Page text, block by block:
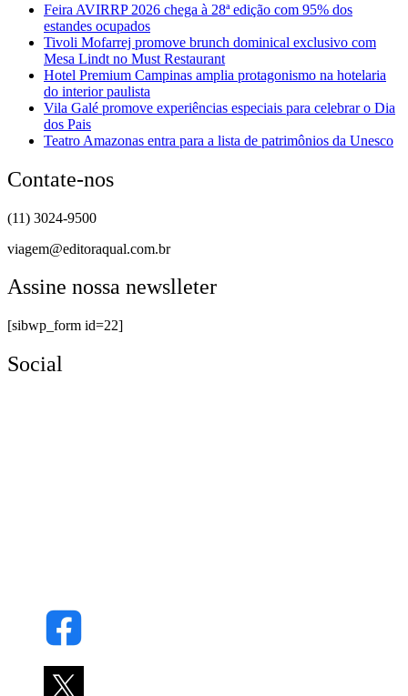
Feira AVIRRP 2026 chega à 28ª edição com 95% dos
estandes ocupados
Tivoli Mofarrej promove brunch dominical exclusivo com
Mesa Lindt no Must Restaurant
Hotel Premium Campinas amplia protagonismo na hotelaria
do interior paulista
Vila Galé promove experiências especiais para celebrar o Dia
dos Pais
Teatro Amazonas entra para a lista de patrimônios da Unesco
Contate-nos
(11) 3024-9500
viagem@editoraqual.com.br
Assine nossa newslleter
[sibwp_form id=22]
Social